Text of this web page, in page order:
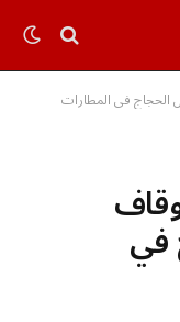
الحجاج في المطارات
في